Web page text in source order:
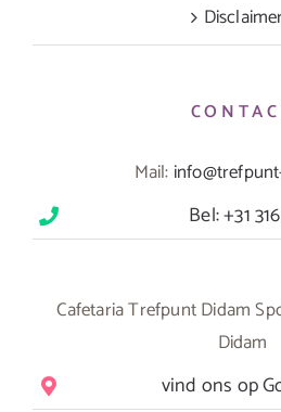
Mail:
Bel: +31
Cafetaria Trefpunt Didam
Didam
vind ons op